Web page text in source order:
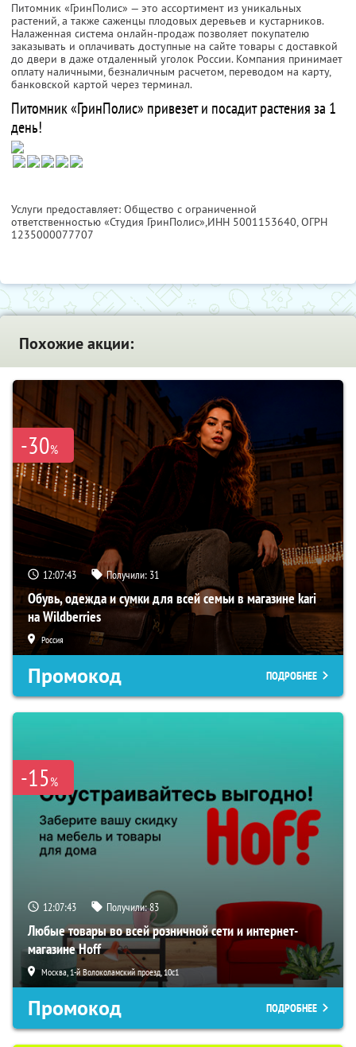
Питомник «ГринПолис» — это ассортимент из уникальных
растений, а также саженцы плодовых деревьев и кустарников.
Налаженная система онлайн-продаж позволяет покупателю
заказывать и оплачивать доступные на сайте товары с доставкой
до двери в даже отдаленный уголок России. Компания принимает
оплату наличными, безналичным расчетом, переводом на карту,
банковской картой через терминал.
Питомник «ГринПолис» привезет и посадит растения за 1
день!
Услуги предоставляет: Общество с ограниченной
ответственностью «Студия ГринПолис»,ИНН 5001153640, ОГРН
1235000077707
Похожие акции:
-30%
12:07:42 Получили: 31
Обувь, одежда и сумки для всей семьи в магазине kari
на Wildberries
Россия
Промокод ПОДРОБНЕЕ
-15%
12:07:42 Получили:83
Любые товары во всей розничной сети и интернет-
магазине Hoff
Москва, 1-й Волоколамский проезд, 10с1
Промокод ПОДРОБНЕЕ